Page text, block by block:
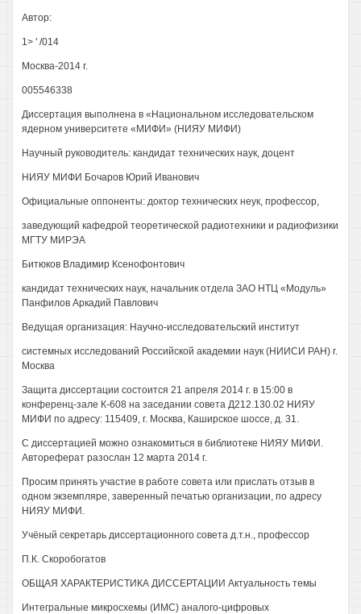
Автор:
1> ' /014
Москва-2014 г.
005546338
Диссертация выполнена в «Национальном исследовательском
ядерном университете «МИФИ» (НИЯУ МИФИ)
Научный руководитель: кандидат технических наук, доцент
НИЯУ МИФИ Бочаров Юрий Иванович
Официальные оппоненты: доктор технических неук, профессор,
заведующий кафедрой теоретической радиотехники и радиофизики
МГТУ МИРЭА
Битюков Владимир Ксенофонтович
кандидат технических наук, начальник отдела ЗАО НТЦ «Модуль»
Панфилов Аркадий Павлович
Ведущая организация: Научно-исследовательский институт
системных исследований Российской академии наук (НИИСИ РАН) г.
Москва
Защита диссертации состоится 21 апреля 2014 г. в 15:00 в
конференц-зале К-608 на заседании совета Д212.130.02 НИЯУ
МИФИ по адресу: 115409, г. Москва, Каширское шоссе, д. 31.
С диссертацией можно ознакомиться в библиотеке НИЯУ МИФИ.
Автореферат разослан 12 марта 2014 г.
Просим принять участие в работе совета или прислать отзыв в
одном экземпляре, заверенный печатью организации, по адресу
НИЯУ МИФИ.
Учёный секретарь диссертационного совета д.т.н., профессор
П.К. Скоробогатов
ОБЩАЯ ХАРАКТЕРИСТИКА ДИССЕРТАЦИИ Актуальность темы
Интегральные микросхемы (ИМС) аналого-цифровых